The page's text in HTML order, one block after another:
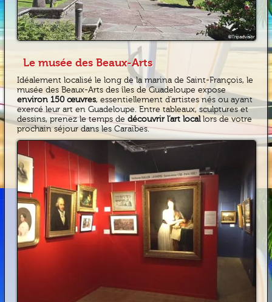
Le musée des Beaux-Arts
Idéalement localisé le long de la marina de Saint-François, le
musée des Beaux-Arts des îles de Guadeloupe expose
environ 150 œuvres, essentiellement d’artistes nés ou ayant
exercé leur art en Guadeloupe. Entre tableaux, sculptures et
dessins, prenez le temps dedécouvrir l’art locallors de votre
prochain séjour dans les Caraïbes.